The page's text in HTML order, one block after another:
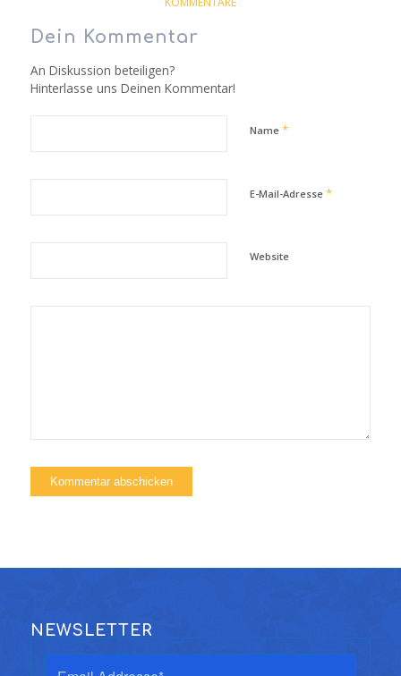
Dein Kommentar
An Diskussion beteiligen?
Hinterlasse uns Deinen Kommentar!
Name *
E-Mail-Adresse *
Website
NEWSLETTER